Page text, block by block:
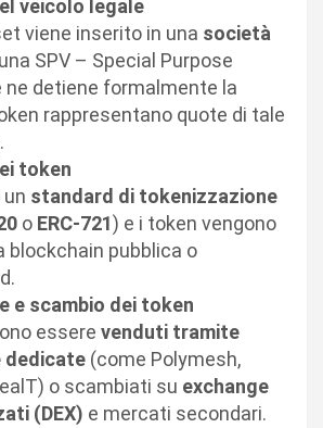
veicolo legale
viene inserito in una società
SPV – Special Purpose
ne detiene formalmente la
rappresentano quote di tale
token
standard di tokenizzazione
o ERC-721) e i token vengono
blockchain pubblica o
e scambio dei token
essere venduti tramite
(come Polymesh,
o scambiati su exchange
(DEX) e mercati secondari.